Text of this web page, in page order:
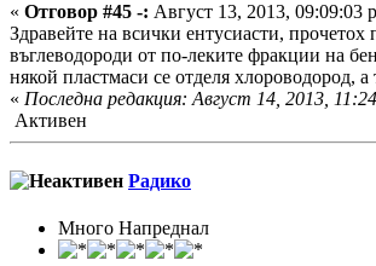
« Отговор #45 -: Август 13, 2013, 09:09:03
Здравейте на всички ентусиасти,
въглеводороди от по-леките фракции на
някой пластмаси се отделя хлороводород,
« Последна редакция: Август 14, 2013,
Активен
Радико
Много Напреднал